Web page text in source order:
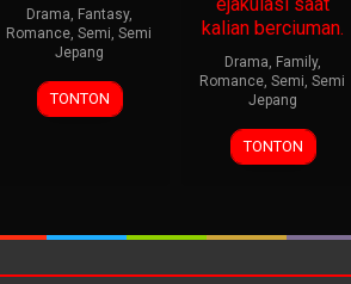
Drama, Fantasy,
Romance, Semi, Semi
Jepang
TONTON
kalian berciuman.
Drama, Family,
Romance, Semi, Semi
Jepang
TONTON